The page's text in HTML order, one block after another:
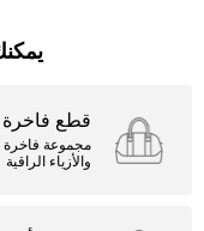
قطع فاخرة
مجموعة فاخرة
والأزياء الراقية